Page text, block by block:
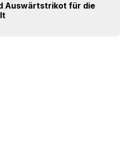
Auswärtstrikot für die